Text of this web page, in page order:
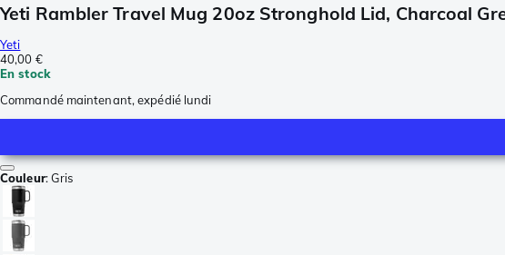
Yeti Rambler Travel Mug 20oz Stronghold Lid, Charcoal
Yeti
40,00 €
En stock
Commandé maintenant, expédié lundi
Couleur:Gris